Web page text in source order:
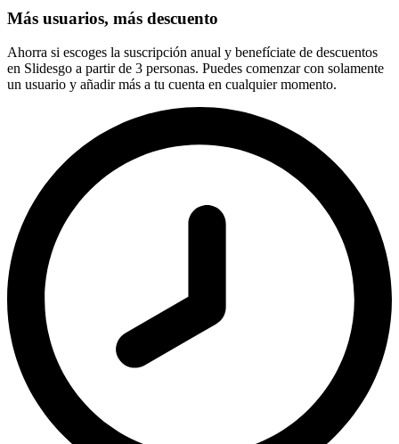
Más usuarios, más descuento
Ahorra si escoges la suscripción anual y benefíciate de descuentos
en Slidesgo a partir de 3 personas. Puedes comenzar con solamente
un usuario y añadir más a tu cuenta en cualquier momento.